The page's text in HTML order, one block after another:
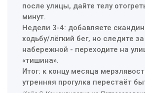
после улицы, дайте телу
минут.
Недели 3-4: добавляете
ходьбу/лёгкий бег, но следите
набережной - переходите на
«тишина».
Итог: к концу месяца
утренняя прогулка перестаёт